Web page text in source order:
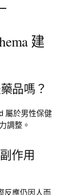
建
品嗎？
屬於男性保健
調整。
作用
反應仍因人而